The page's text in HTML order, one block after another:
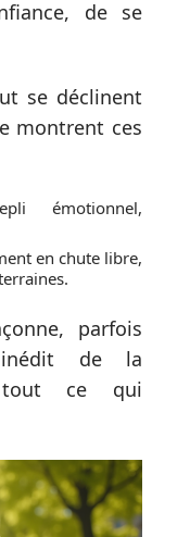
de se
se déclinent
montrent ces
émotionnel,
en chute libre,
parfois
inédit de la
tout ce qui